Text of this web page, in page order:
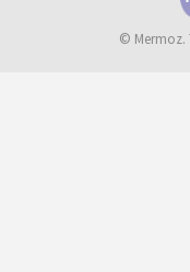
© Mermoz.